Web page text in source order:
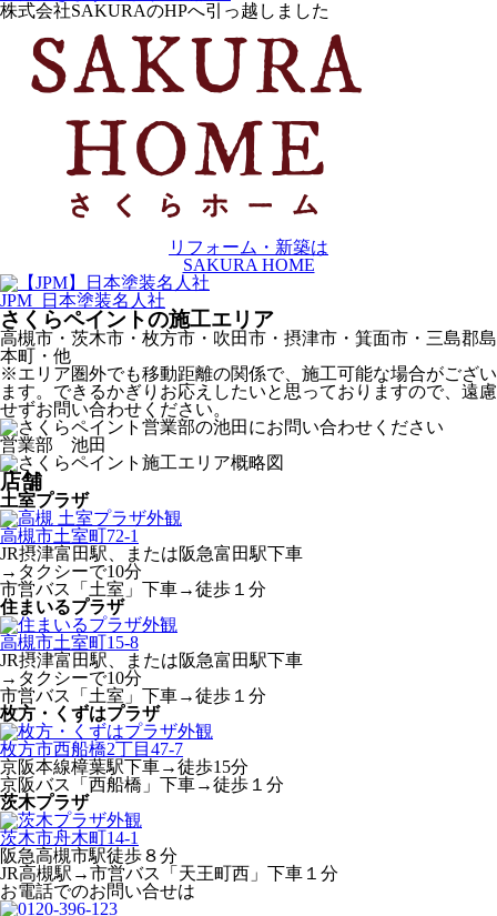
株式会社SAKURAのHPへ引っ越しました
リフォーム・新築は
SAKURA HOME
JPM 日本塗装名人社
さくらペイントの施工エリア
高槻市・茨木市・枚方市・吹田市・摂津市・箕面市・三島郡島
本町・他
※エリア圏外でも移動距離の関係で、施工可能な場合がござい
ます。できるかぎりお応えしたいと思っておりますので、遠慮
せずお問い合わせください。
営業部 池田
店舗
土室プラザ
高槻市土室町72-1
JR摂津富田駅、または阪急富田駅下車
→タクシーで10分
市営バス「土室」下車→徒歩１分
住まいるプラザ
高槻市土室町15-8
JR摂津富田駅、または阪急富田駅下車
→タクシーで10分
市営バス「土室」下車→徒歩１分
枚方・くずはプラザ
枚方市西船橋2丁目47-7
京阪本線樟葉駅下車→徒歩15分
京阪バス「西船橋」下車→徒歩１分
茨木プラザ
茨木市舟木町14-1
阪急高槻市駅徒歩８分
JR高槻駅→市営バス「天王町西」下車１分
お電話でのお問い合せは